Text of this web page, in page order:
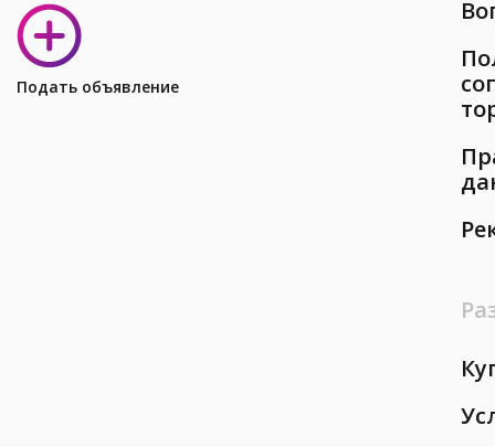
Подать объявление